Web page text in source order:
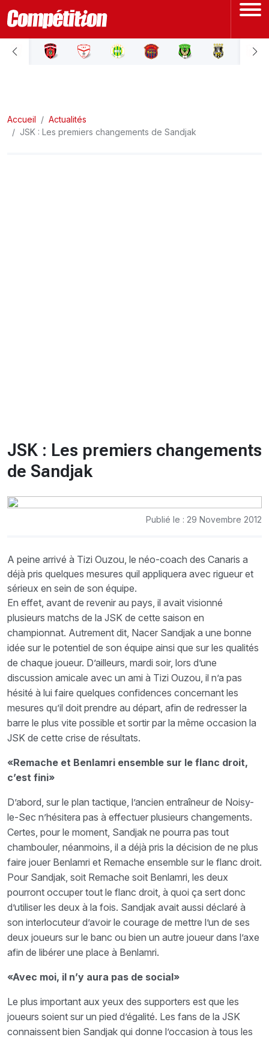
ACCUEIL
LIGUE 2
Accueil
Actualités
JSK : Les premiers changements de Sandjak
JSK : Les premiers changements
de Sandjak
Publié le : 29 Novembre 2012
A peine arrivé à Tizi Ouzou, le néo-coach des Canaris a
déjà pris quelques mesures quil appliquera avec rigueur et
sérieux en sein de son équipe.
En effet, avant de revenir au pays, il avait visionné
plusieurs matchs de la JSK de cette saison en
championnat. Autrement dit, Nacer Sandjak a une bonne
idée sur le potentiel de son équipe ainsi que sur les qualités
de chaque joueur. D’ailleurs, mardi soir, lors d’une
discussion amicale avec un ami à Tizi Ouzou, il n’a pas
hésité à lui faire quelques confidences concernant les
mesures qu’il doit prendre au départ, afin de redresser la
barre le plus vite possible et sortir par la même occasion la
JSK de cette crise de résultats.
«Remache et Benlamri ensemble sur le flanc droit,
c’est fini»
D’abord, sur le plan tactique, l’ancien entraîneur de Noisy-
le-Sec n’hésitera pas à effectuer plusieurs changements.
Certes, pour le moment, Sandjak ne pourra pas tout
chambouler, néanmoins, il a déjà pris la décision de ne plus
faire jouer Benlamri et Remache ensemble sur le flanc droit.
Pour Sandjak, soit Remache soit Benlamri, les deux
pourront occuper tout le flanc droit, à quoi ça sert donc
d’utiliser les deux à la fois. Sandjak avait aussi déclaré à
son interlocuteur d’avoir le courage de mettre l’un de ses
deux joueurs sur le banc ou bien un autre joueur dans l’axe
afin de libérer une place à Benlamri.
«Avec moi, il n’y aura pas de social»
Le plus important aux yeux des supporters est que les
joueurs soient sur un pied d’égalité. Les fans de la JSK
connaissent bien Sandjak qui donne l’occasion à tous les